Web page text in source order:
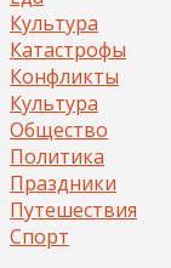
Культура
Катастрофы
Конфликты
Культура
Общество
Политика
Праздники
Путешествия
Спорт